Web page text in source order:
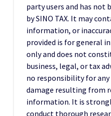
party users and has not
by SINO TAX. It may
information, or
provided is for general
only and does not
business, legal, or tax
no responsibility for
damage resulting from
information. It is
conduct thorough